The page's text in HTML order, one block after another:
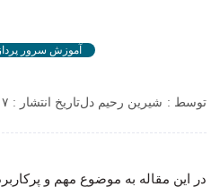
آموزش سرور
توسط : شیرین رحیم دلتاریخ انتشار : ۷ آذر ۱۴۰۳
در این مقاله به موضوع مهم و